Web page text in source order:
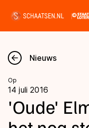
Nieuws
Kalender
Nieuws
Op
14 juli 2016
'Oude'